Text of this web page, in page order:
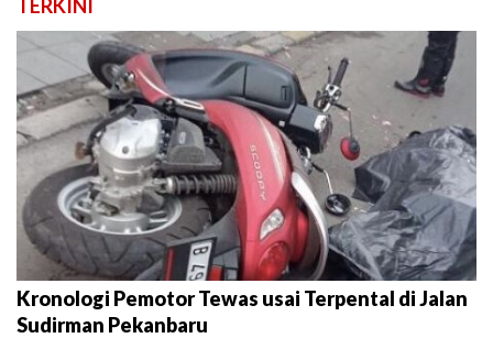
TERKINI
Kronologi Pemotor Tewas usai Terpental di Jalan
Sudirman Pekanbaru